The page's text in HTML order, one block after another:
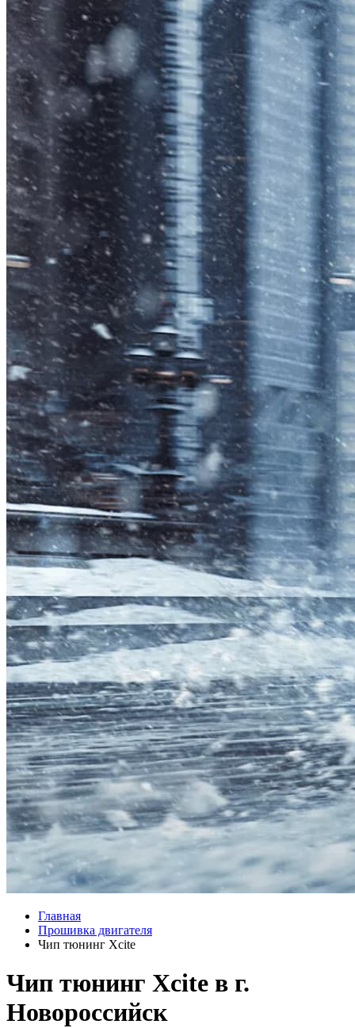
Главная
Прошивка двигателя
Чип тюнинг Xcite
Чип тюнинг Xcite в г.
Новороссийск